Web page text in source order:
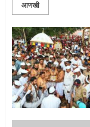
आणखी